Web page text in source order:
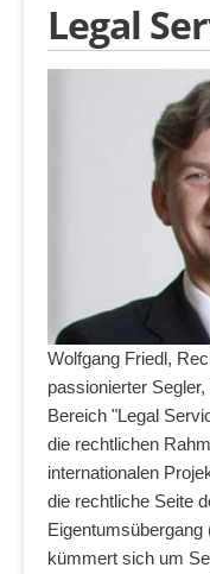
Legal
Wolfgang Friedl,
passionierter
Bereich "Legal
die rechtlichen
internationalen
die rechtliche Seite
Eigentumsübergang
kümmert sich um